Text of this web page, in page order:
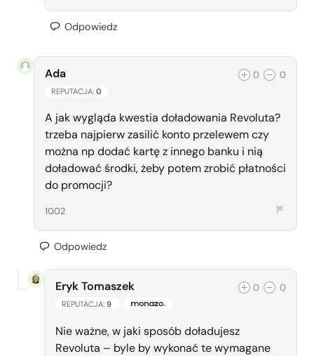
Odpowiedz
Ada
REPUTACJA: 0
0 0
A jak wygląda kwestia doładowania Revoluta?
trzeba najpierw zasilić konto przelewem czy
można np dodać kartę z innego banku i nią
doładować środki, żeby potem zrobić płatności
do promocji?
10.02
Odpowiedz
Eryk Tomaszek
REPUTACJA: 9 ZESPÓŁ MONAZO
0 0
Nie ważne, w jaki sposób doładujesz
Revoluta – byle by wykonać te wymagane